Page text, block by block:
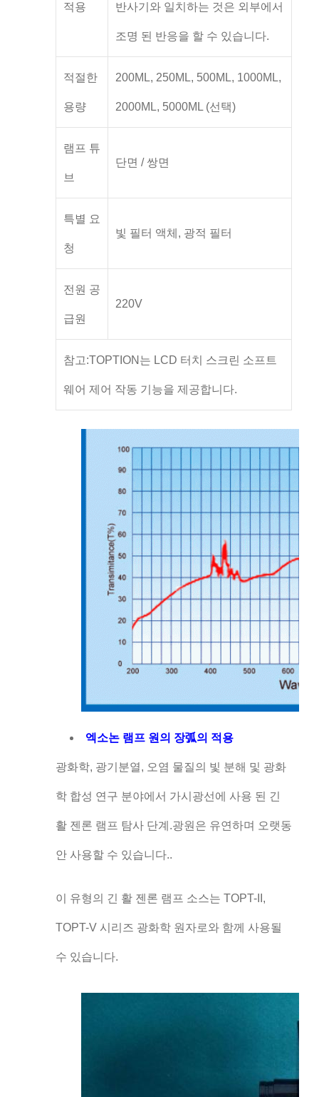
적용 반사기와 일치하는 것은 외부에서
조명 된 반응을 할 수 있습니다.
적절한
용량
200ML, 250ML, 500ML, 1000ML,
2000ML, 5000ML (선택)
램프 튜
브
단면 / 쌍면
특별 요
청
빛 필터 액체, 광적 필터
전원 공
급원
220V
참고:TOPTION는 LCD 터치 스크린 소프트
웨어 제어 작동 기능을 제공합니다.
엑소논 램프 원의 장弧의 적용
광화학, 광기분열, 오염 물질의 빛 분해 및 광화
학 합성 연구 분야에서 가시광선에 사용 된 긴
활 젠론 램프 탐사 단계.광원은 유연하며 오랫동
안 사용할 수 있습니다..
이 유형의 긴 활 젠론 램프 소스는 TOPT-II,
TOPT-V 시리즈 광화학 원자로와 함께 사용될
수 있습니다.